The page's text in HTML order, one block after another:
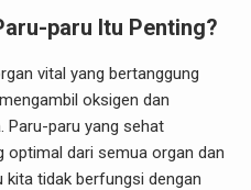
paru Itu Penting?
vital yang bertanggung
oksigen dan
Paru-paru yang sehat
optimal dari semua organ dan
tidak berfungsi dengan